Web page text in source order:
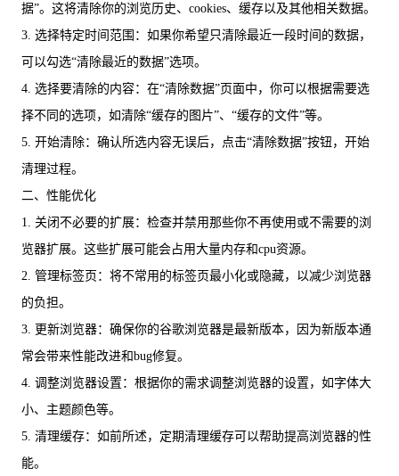
据”。这将清除你的浏览历史、cookies、缓存以及其他相关数据。
3. 选择特定时间范围：如果你希望只清除最近一段时间的数据，
可以勾选“清除最近的数据”选项。
4. 选择要清除的内容：在“清除数据”页面中，你可以根据需要选
择不同的选项，如清除“缓存的图片”、“缓存的文件”等。
5. 开始清除：确认所选内容无误后，点击“清除数据”按钮，开始
清理过程。
二、性能优化
1. 关闭不必要的扩展：检查并禁用那些你不再使用或不需要的浏
览器扩展。这些扩展可能会占用大量内存和cpu资源。
2. 管理标签页：将不常用的标签页最小化或隐藏，以减少浏览器
的负担。
3. 更新浏览器：确保你的谷歌浏览器是最新版本，因为新版本通
常会带来性能改进和bug修复。
4. 调整浏览器设置：根据你的需求调整浏览器的设置，如字体大
小、主题颜色等。
5. 清理缓存：如前所述，定期清理缓存可以帮助提高浏览器的性
能。